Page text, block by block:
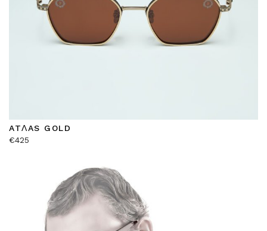
ATΛAS GOLD
€425